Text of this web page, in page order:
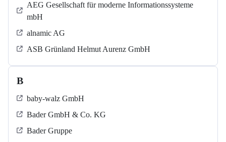
AEG Gesellschaft für moderne Informationssysteme
mbH
alnamic AG
ASB Grün­land Helmut Au­renz GmbH
B
baby-walz GmbH
Bader GmbH & Co. KG
Bader Gruppe